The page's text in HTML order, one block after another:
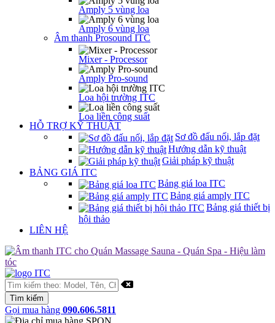
Amply 5 vùng loa
Amply 6 vùng loa
Âm thanh Prosound ITC
Mixer - Processor
Amply Pro-sound
Loa hội trường ITC
Loa liền công suất
HỖ TRỢ KỸ THUẬT
Sơ đồ đấu nối, lắp đặt
Hướng dẫn kỹ thuật
Giải pháp kỹ thuật
BẢNG GIÁ ITC
Bảng giá loa ITC
Bảng giá amply ITC
Bảng giá thiết bị
hội thảo
LIÊN HỆ
Gọi mua hàng 090.606.5811